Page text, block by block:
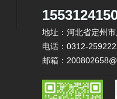
地址：河北省定州
电话：0312-
邮箱：